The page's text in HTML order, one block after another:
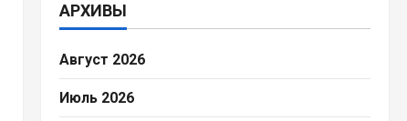
АРХИВЫ
Август 2026
Июль 2026